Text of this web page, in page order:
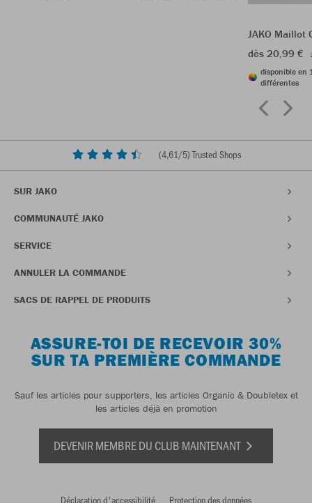
JAKO Maillot
dès 20,99 €
disponible en
différentes
(4,61/5) Trusted Shops
SUR JAKO
COMMUNAUTÉ JAKO
SERVICE
ANNULER LA COMMANDE
SACS DE RAPPEL DE PRODUITS
ASSURE-TOI DE RECEVOIR 30%
SUR TA PREMIÈRE COMMANDE
Sauf les articles pour supporters, les articles Organic & Doubletex et
les articles déjà en promotion
DEVENIR MEMBRE DU CLUB MAINTENANT
Déclaration d'accessibilité Protection des données